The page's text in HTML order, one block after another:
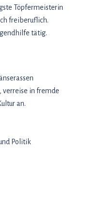
Töpfermeisterin
freiberuflich.
tätig.
verreise in fremde
an.
Politik